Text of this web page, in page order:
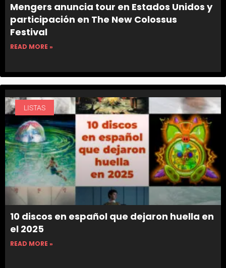
Mengers anuncia tour en Estados Unidos y
participación en The New Colossus
Festival
READ MORE »
LISTAS
10 discos en español que dejaron huella en
el 2025
READ MORE »